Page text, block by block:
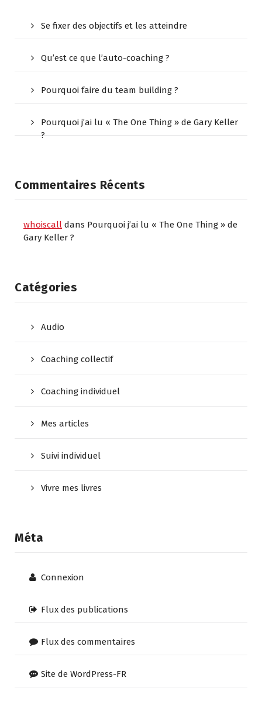
Se fixer des objectifs et les atteindre
Qu’est ce que l’auto-coaching ?
Pourquoi faire du team building ?
Pourquoi j’ai lu « The One Thing » de Gary Keller
?
Commentaires Récents
whoiscall dans Pourquoi j’ai lu « The One Thing » de
Gary Keller ?
Catégories
Audio
Coaching collectif
Coaching individuel
Mes articles
Suivi individuel
Vivre mes livres
Méta
Connexion
Flux des publications
Flux des commentaires
Site de WordPress-FR